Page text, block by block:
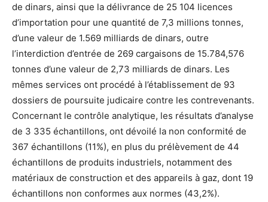
de dinars, ainsi que la délivrance de 25 104 licences
d’importation pour une quantité de 7,3 millions tonnes,
d’une valeur de 1.569 milliards de dinars, outre
l’interdiction d’entrée de 269 cargaisons de 15.784,576
tonnes d’une valeur de 2,73 milliards de dinars. Les
mêmes services ont procédé à l’établissement de 93
dossiers de poursuite judicaire contre les contrevenants.
Concernant le contrôle analytique, les résultats d’analyse
de 3 335 échantillons, ont dévoilé la non conformité de
367 échantillons (11%), en plus du prélèvement de 44
échantillons de produits industriels, notamment des
matériaux de construction et des appareils à gaz, dont 19
échantillons non conformes aux normes (43,2%).